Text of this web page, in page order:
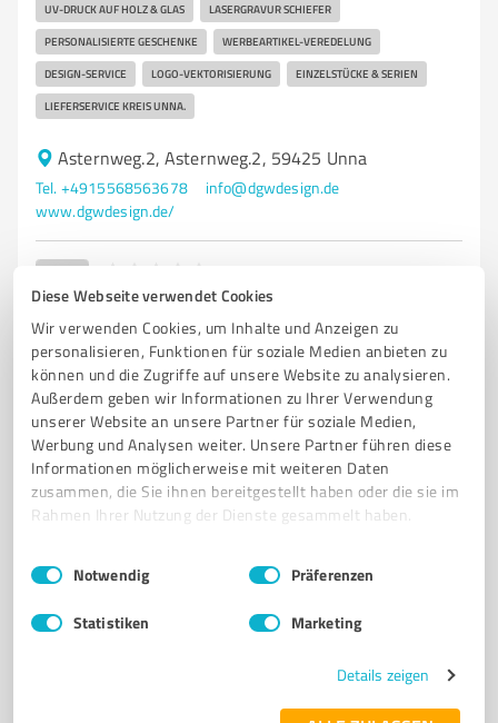
Diese Webseite verwendet Cookies
Wir verwenden Cookies, um Inhalte und Anzeigen zu
personalisieren, Funktionen für soziale Medien anbieten zu
können und die Zugriffe auf unsere Website zu analysieren.
Außerdem geben wir Informationen zu Ihrer Verwendung
unserer Website an unsere Partner für soziale Medien,
Werbung und Analysen weiter. Unsere Partner führen diese
Informationen möglicherweise mit weiteren Daten
zusammen, die Sie ihnen bereitgestellt haben oder die sie im
Rahmen Ihrer Nutzung der Dienste gesammelt haben.
Impressum Datenschutzbestimmungen
Einwilligungsauswahl
Notwendig Präferenzen
Statistiken Marketing
Details zeigen
UV-DRUCK AUF HOLZ & GLAS LASERGRAVUR SCHIEFER
PERSONALISIERTE GESCHENKE WERBEARTIKEL-VEREDELUNG
DESIGN-SERVICE LOGO-VEKTORISIERUNG EINZELSTÜCKE & SERIEN
LIEFERSERVICE KREIS UNNA.
Asternweg.2, Asternweg.2, 59425 Unna
Tel. +4915568563678
info@dgwdesign.de
www.dgwdesign.de/
Nicht bewertet0
Sie möchten auch hier gelistet werden?
Registrieren Sie sich jetzt und werden Sie ein von